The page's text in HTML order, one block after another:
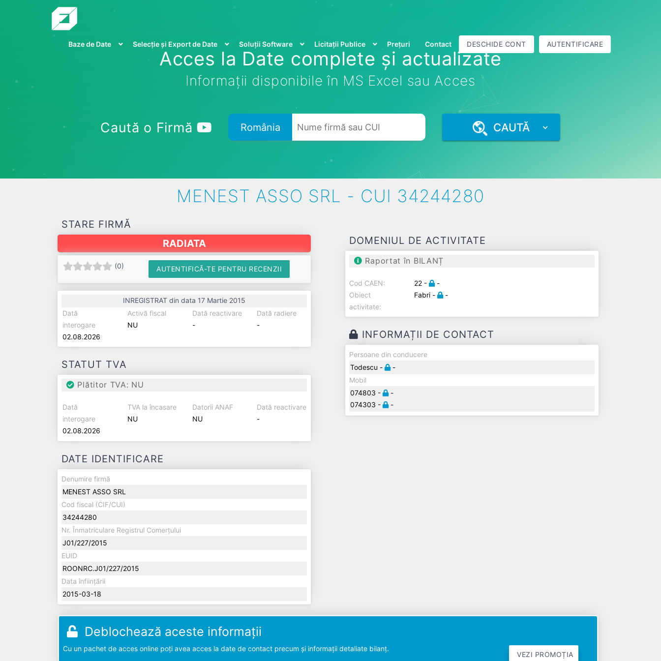
Baze de Date Selecție și Export de Date Soluții Software Licitații Publice Prețuri Contact DESCHIDE CONT AUTENTIFICARE
Acces la Date complete și actualizate
Informații disponibile în MS Excel sau Acces
Caută o Firmă România CAUTĂ
MENEST ASSO SRL - CUI 34244280
STARE FIRMĂ
RADIATA
(0) AUTENTIFICĂ-TE PENTRU RECENZII
INREGISTRAT din data 17 Martie 2015
Dată
interogare
02.08.2026
Activă fiscal
NU
Dată reactivare
-
Dată radiere
-
STATUT TVA
Plătitor TVA: NU
Dată
interogare
02.08.2026
TVA la încasare
NU
Datorii ANAF
NU
Dată reactivare
-
DATE IDENTIFICARE
Denumire firmă
MENEST ASSO SRL
Cod fiscal (CIF/CUI)
34244280
Nr. Înmatriculare Registrul Comerțului
J01/227/2015
EUID
ROONRC.J01/227/2015
Data înființării
2015-03-18
DOMENIUL DE ACTIVITATE
Raportat în BILANȚ
Cod CAEN: 22 -
-
Obiect
activitate:
Fabri - -
INFORMAȚII DE CONTACT
Persoane din conducere
Todescu -
-
Mobil
074803 -
-
074303 -
-
Deblochează aceste informații
Cu un pachet de acces online poți avea acces la date de contact precum și informații detaliate bilanț.
VEZI PROMOȚIA